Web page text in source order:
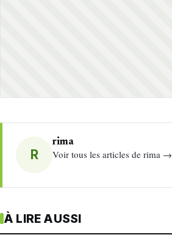
R
rima
Voir tous les articles de rima →
À LIRE AUSSI